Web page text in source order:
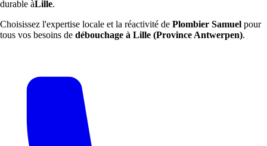
durable àLille.
Choisissez l'expertise locale et la réactivité de Plombier Samuel pour
tous vos besoins de débouchage à Lille (Province Antwerpen).